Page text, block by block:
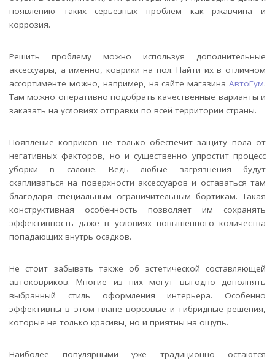
появлению таких серьёзных проблем как ржавчина и
коррозия.
Решить проблему можно используя дополнительные
аксессуары, а именно, коврики на пол. Найти их в отличном
ассортименте можно, например, на сайте магазина АвтоГум.
Там можно оперативно подобрать качественные варианты и
заказать на условиях отправки по всей территории страны.
Появление ковриков не только обеспечит защиту пола от
негативных факторов, но и существенно упростит процесс
уборки в салоне. Ведь любые загрязнения будут
скапливаться на поверхности аксессуаров и оставаться там
благодаря специальным ограничительным бортикам. Такая
конструктивная особенность позволяет им сохранять
эффективность даже в условиях повышенного количества
попадающих внутрь осадков.
Не стоит забывать также об эстетической составляющей
автоковриков. Многие из них могут выгодно дополнять
выбранный стиль оформления интерьера. Особенно
эффективны в этом плане ворсовые и гибридные решения,
которые не только красивы, но и приятны на ощупь.
Наиболее популярными уже традиционно остаются